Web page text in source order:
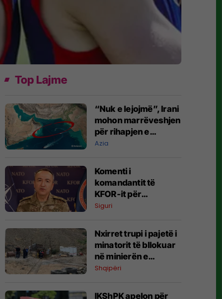
Top Lajme
“Nuk e lejojmë”, Irani
mohon marrëveshjen
për rihapjen e
Ngushticës së
Azia
Komenti i
komandantit të
KFOR-it për
xhandarmërinë: Të
përpjekjeve
Siguri
Nxirret trupi i pajetë i
minatorit të bllokuar
në minierën e
Bulqizës
Shqipëri
IKShPK apelon për